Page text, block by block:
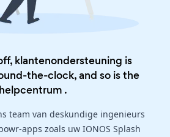
klantenondersteuning is
the-clock, and so is the
helpcentrum .
team van deskundige ingenieurs
apps zoals uw IONOS Splash